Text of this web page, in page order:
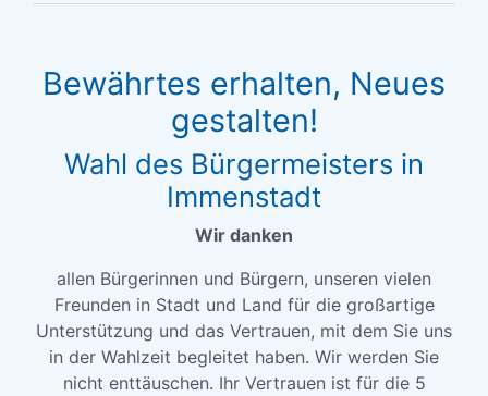
Bewährtes erhalten, Neues
gestalten!
Wahl des Bürgermeisters in
Immenstadt
Wir danken
allen Bürgerinnen und Bürgern, unseren vielen
Freunden in Stadt und Land für die großartige
Unterstützung und das Vertrauen, mit dem Sie uns
in der Wahlzeit begleitet haben. Wir werden Sie
nicht enttäuschen. Ihr Vertrauen ist für die 5